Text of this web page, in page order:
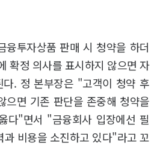
융투자상품 판매 시 청약을 하더
확정 의사를 표시하지 않으면 자
다. 정 본부장은 "고객이 청약 후
으면 기존 판단을 존중해 청약을
다"면서 "금융회사 입장에선 필
과 비용을 소진하고 있다"라고 꼬